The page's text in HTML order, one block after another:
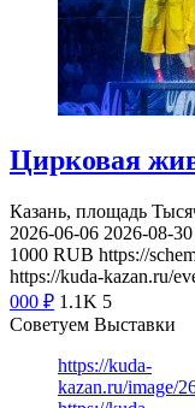
Цирковая
Казань, площадь
2026-06-06 2026-08-30
1000 RUB https://
https://kuda-kazan.ru/
000 ₽ 1.1K 5
Советуем Выставки
https://kuda-
kazan.ru/image/